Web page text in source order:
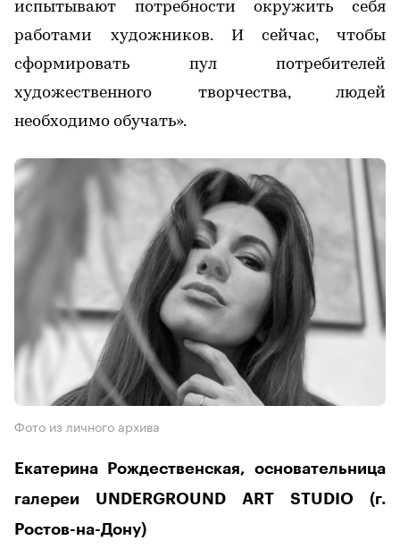
испытывают потребности окружить себя
работами художников. И сейчас, чтобы
сформировать пул потребителей
художественного творчества, людей
необходимо обучать».
Фото из личного архива
Екатерина Рождественская, основательница
галереи UNDERGROUND ART STUDIO (г.
Ростов-на-Дону)